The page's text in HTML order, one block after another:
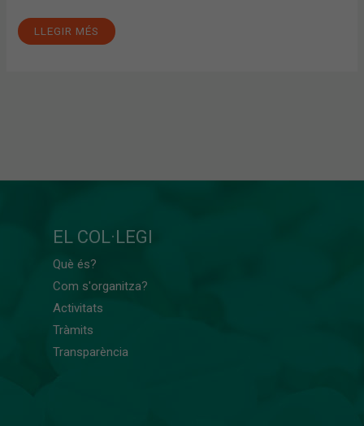
LLEGIR MÉS
EL COL·LEGI
Què és?
Com s'organitza?
Activitats
Tràmits
Transparència